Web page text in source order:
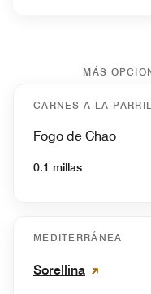
MÁS
CARNES A LA
Fogo de Chao
0.1 millas
MEDITERRÁNEA
Sorellina